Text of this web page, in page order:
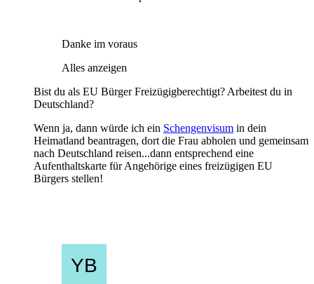
Danke im voraus
Alles anzeigen
Bist du als EU Bürger Freizügigberechtigt? Arbeitest du in
Deutschland?
Wenn ja, dann würde ich ein Schengenvisum in dein
Heimatland beantragen, dort die Frau abholen und gemeinsam
nach Deutschland reisen...dann entsprechend eine
Aufenthaltskarte für Angehörige eines freizügigen EU
Bürgers stellen!